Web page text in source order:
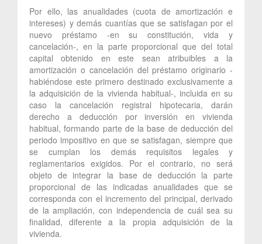
Por ello, las anualidades (cuota de amortización e
intereses) y demás cuantías que se satisfagan por el
nuevo préstamo -en su constitución, vida y
cancelación-, en la parte proporcional que del total
capital obtenido en este sean atribuibles a la
amortización o cancelación del préstamo originario -
habiéndose este primero destinado exclusivamente a
la adquisición de la vivienda habitual-, incluida en su
caso la cancelación registral hipotecaria, darán
derecho a deducción por inversión en vivienda
habitual, formando parte de la base de deducción del
periodo impositivo en que se satisfagan, siempre que
se cumplan los demás requisitos legales y
reglamentarios exigidos. Por el contrario, no será
objeto de integrar la base de deducción la parte
proporcional de las indicadas anualidades que se
corresponda con el incremento del principal, derivado
de la ampliación, con independencia de cuál sea su
finalidad, diferente a la propia adquisición de la
vivienda.